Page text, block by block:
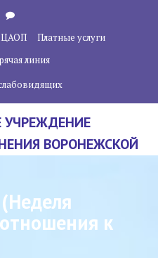
ЦАОП
Платные услуги
линия
ВОРОНЕЖСКОЙ
ОНКОЛОГИЧЕСКИЙ
к